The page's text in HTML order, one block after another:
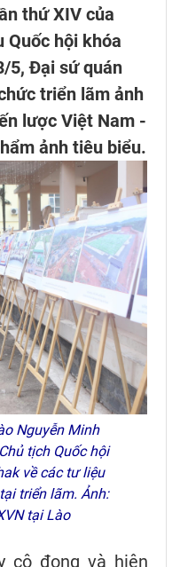
thứ XIV của
Quốc hội khóa
5, Đại sứ quán
triển lãm ảnh
lược Việt Nam -
ảnh tiêu biểu.
Nguyễn Minh
tịch Quốc hội
về các tư liệu
triển lãm. Ảnh:
tại Lào
cô đọng và hiện